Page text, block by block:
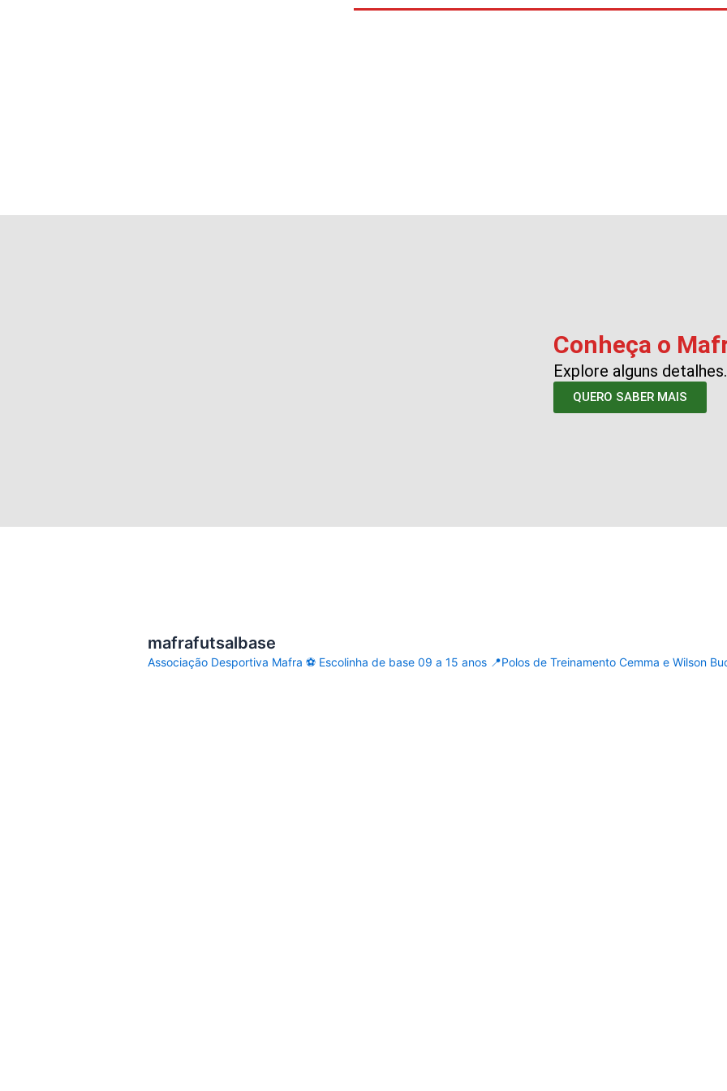
Conheça o
Explore alguns detalhes.
QUERO SABER MAIS
mafrafutsalbase
Associação Desportiva Mafra ⚽ Escolinha de base 09 a 15 anos 📍Polos de Treinamento Cemma e Wilson